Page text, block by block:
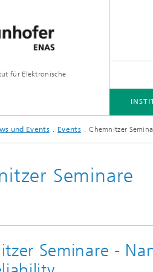
für Elektronische
Prozesse
und Events Events Chemnitzer
Seminare
Seminare -